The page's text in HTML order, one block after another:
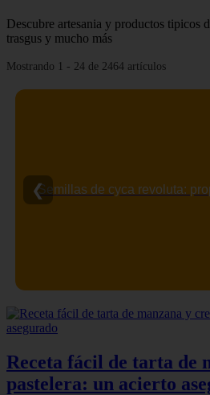
Descubre artesania y productos tipicos
trasgus y mucho más
Mostrando 1 - 24 de 2464 artículos
Semillas de cyca revoluta:
❮
Receta fácil de tarta de
pastelera: un acierto